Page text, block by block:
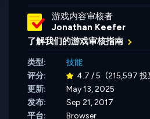
游戏内容审核者
Jonathan Keefer
了解我们的游戏审核指南
类型:
技能
评分:
4.7 / 5 (215,597 投
更新:
May 13, 2025
发布:
Sep 21, 2017
平台:
Browser